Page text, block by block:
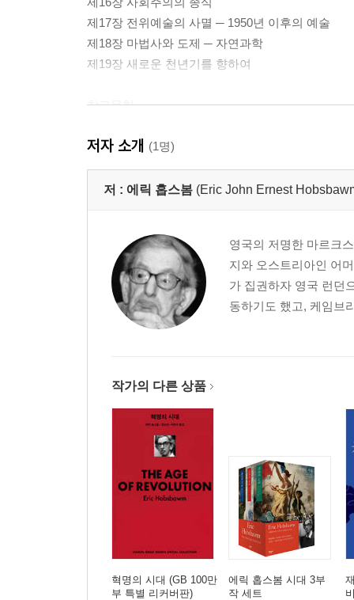
제17장 전위예술의 사멸 ─ 1950년 이후의 예술
제18장 마법사와 도제 ─ 자연과학
제19장 새로운 천년기를 향하여
참고문헌
역자 후기
인명 색인
저자 소개 (1명)
저 : 에릭 홉스봄 (Eric John Ernest
영국의 저명한 마르크
지와 오스트리아인 어
가 집권하자 영국 런던
동하기도 했고, 케임브
작가의 다른 상품
혁명의 시대 (GB 100만
부 특별 리커버판)
에릭 홉스봄 시대 3부
작 세트